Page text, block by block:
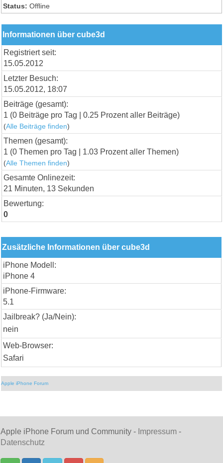
Status: Offline
Informationen über cube3d
Registriert seit:
15.05.2012
Letzter Besuch:
15.05.2012, 18:07
Beiträge (gesamt):
1 (0 Beiträge pro Tag | 0.25 Prozent aller Beiträge)
(Alle Beiträge finden)
Themen (gesamt):
1 (0 Themen pro Tag | 1.03 Prozent aller Themen)
(Alle Themen finden)
Gesamte Onlinezeit:
21 Minuten, 13 Sekunden
Bewertung:
0
Zusätzliche Informationen über cube3d
iPhone Modell:
iPhone 4
iPhone-Firmware:
5.1
Jailbreak? (Ja/Nein):
nein
Web-Browser:
Safari
Apple iPhone Forum
Apple iPhone Forum und Community - Impressum -
Datenschutz